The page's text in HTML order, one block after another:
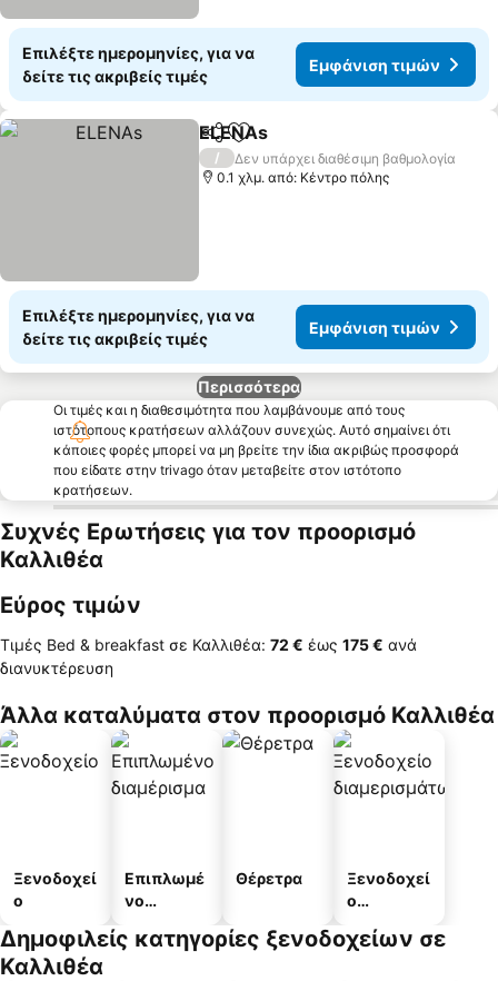
Επιλέξτε ημερομηνίες, για να
δείτε τις ακριβείς τιμές
Εμφάνιση τιμών
Κοινοποίηση
Προσθήκη στα αγαπημένα
ELENAs
/
Δεν υπάρχει διαθέσιμη βαθμολογία
0.1 χλμ. από: Κέντρο πόλης
Επιλέξτε ημερομηνίες, για να
δείτε τις ακριβείς τιμές
Εμφάνιση τιμών
Περισσότερα
Οι τιμές και η διαθεσιμότητα που λαμβάνουμε από τους
ιστότοπους κρατήσεων αλλάζουν συνεχώς. Αυτό σημαίνει ότι
κάποιες φορές μπορεί να μη βρείτε την ίδια ακριβώς προσφορά
που είδατε στην trivago όταν μεταβείτε στον ιστότοπο
κρατήσεων.
Συχνές Ερωτήσεις για τον προορισμό
Καλλιθέα
Εύρος τιμών
Τιμές Bed & breakfast σε Καλλιθέα: ‎72 € έως ‎175 € ανά
διανυκτέρευση
Άλλα καταλύματα στον προορισμό Καλλιθέα
Ξενοδοχεί
ο
Επιπλωμέ
νο
α
Θέρετρα
Ξενοδοχεί
ο
άτων
Δημοφιλείς κατηγορίες ξενοδοχείων σε
Καλλιθέα